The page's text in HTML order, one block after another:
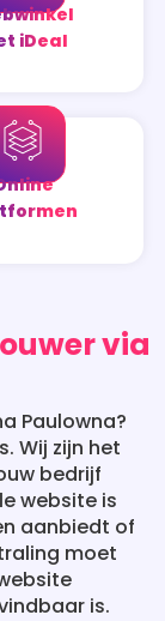
iDeal
via
Paulowna?
Wij zijn het
bedrijf
website is
aanbiedt of
moet
is.